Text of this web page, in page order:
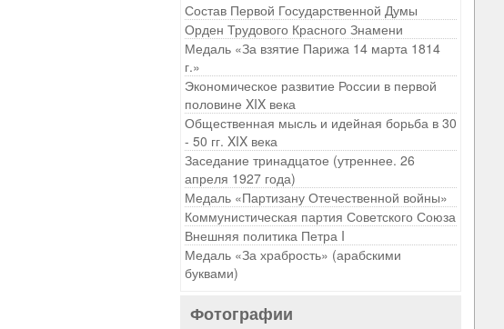
Состав Первой Государственной Думы
Орден Трудового Красного Знамени
Медаль «За взятие Парижа 14 марта 1814
г.»
Экономическое развитие России в первой
половине XIX века
Общественная мысль и идейная борьба в 30
- 50 гг. XIX века
Заседание тринадцатое (утреннее. 26
апреля 1927 года)
Медаль «Партизану Отечественной войны»
Коммунистическая партия Советского Союза
Внешняя политика Петра I
Медаль «За храбрость» (арабскими
буквами)
Фотографии